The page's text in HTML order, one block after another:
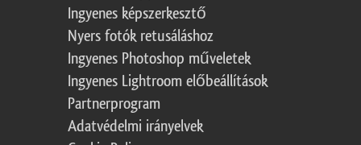
Ingyenes képszerkesztő
Nyers fotók retusáláshoz
Ingyenes Photoshop műveletek
Ingyenes Lightroom előbeállítások
Partnerprogram
Adatvédelmi irányelvek